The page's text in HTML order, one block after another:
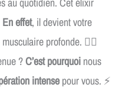
En effet, il devient votre
profonde. 🏋️‍♂️
?C’est pourquoi nous
intensepour vous. ⚡